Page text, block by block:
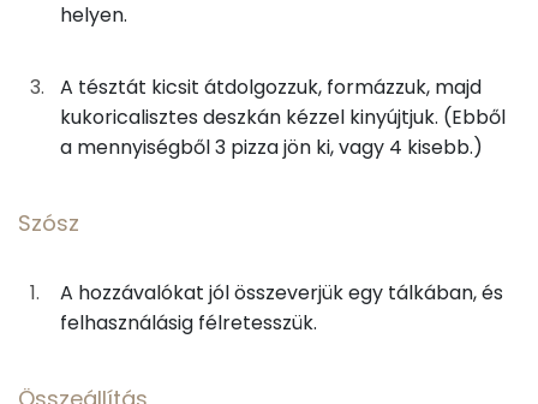
3golívaolaj
1g instant élesztő
3 kcal
0gsó
0 kcal
Szósz
Kálcium
Foszfor
Magnézium
Kolin:
helyen.
A tésztát kicsit átdolgozzuk, formázzuk, majd
kukoricalisztes deszkán kézzel kinyújtjuk. (Ebből
a mennyiségből 3 pizza jön ki, vagy 4 kisebb.)
Szósz
A hozzávalókat jól összeverjük egy tálkában, és
felhasználásig félretesszük.